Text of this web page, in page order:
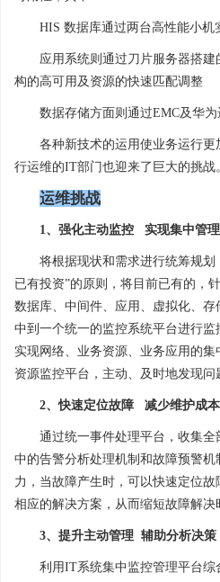
HIS 数据库通过两台高性能小机
应用系统则通过刀片服务器搭
构的高可用及资源的快速匹配调整
数据存储方面则通过EMC及华
各种新技术的运用使业务运行
行运维的IT部门也迎来了巨大的挑战
运维挑战
1、强化主动监控 实现集中管理
将根据现状和需求进行统筹规
已有投资”的原则，将目前已有的，
数据库、中间件、应用、虚拟化、
中到一个统一的监控系统平台进行监
实现网络、业务资源、业务应用的
资源监控平台，主动、及时地发现问
2、快速定位故障 减少维护成本
通过统一事件处理平台，收集
中的告警分析处理机制和故障预警
力，当故障产生时，可以快速定位
相应的解决方案，从而缩短故障解决
3、提升主动管理 辅助分析决策
利用IT系统集中监控管理平台